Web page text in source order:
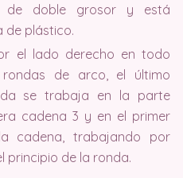
de doble grosor y está
de plástico.
el lado derecho en todo
de arco, el último
se trabaja en la parte
cadena 3 y en el primer
cadena, trabajando por
principio de la ronda.